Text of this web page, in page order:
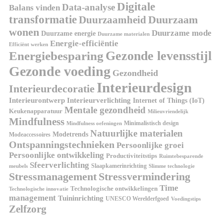
Balans vinden Data-analyseDigitale
transformatieDuurzaamheidDuurzaam
wonen Duurzame energie Duurzame materialen Duurzame mode
Efficiënt werken Energie-efficiëntie
Energiebesparing Gezonde levensstijl
Gezonde voeding Gezondheid
Interieurdecoratie Interieurdesign
Interieurontwerp Interieurverlichting Internet of Things (IoT)
Keukenapparatuur Mentale gezondheid Milieuvriendelijk
Mindfulness Mindfulness oefeningen Minimalistisch design
Modeaccessoires Modetrends Natuurlijke materialen
Ontspanningstechnieken Persoonlijke groei
Persoonlijke ontwikkeling Productiviteitstips Ruimtebesparende
meubels Sfeerverlichting Slaapkamerinrichting Slimme technologie
Stressmanagement Stressvermindering
Technologische innovatie Technologische ontwikkelingen Time
management Tuininrichting UNESCO Werelderfgoed Voedingstips
Zelfzorg